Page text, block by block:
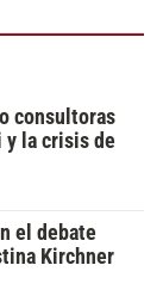
consultoras
la crisis de
el debate
Kirchner